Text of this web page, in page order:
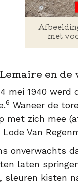
met
Lemaire en
mei 1940 werd
6 Waneer de
met zich mee
Lode Van
onverwachts
laten
sleuren kisten